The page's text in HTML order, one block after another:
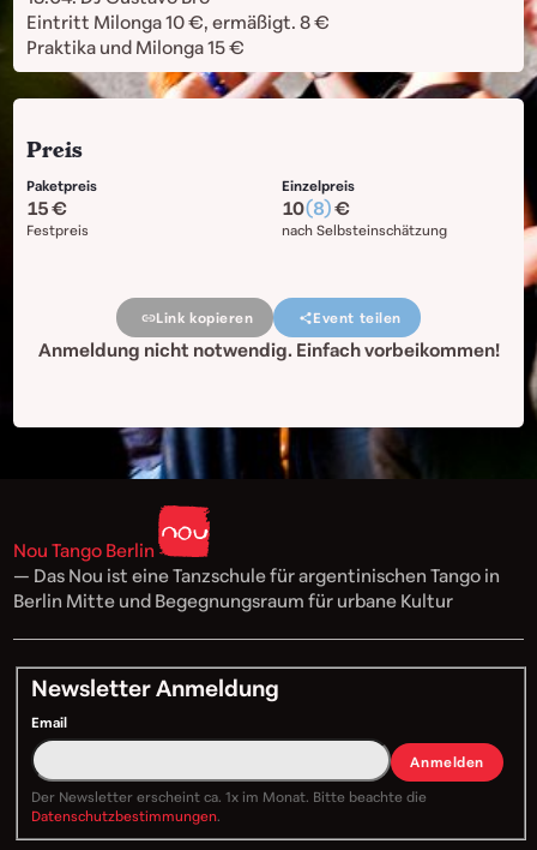
Eintritt Milonga 10 €, ermäßigt. 8 €
Praktika und Milonga 15 €
Preis
Paketpreis
Festpreis
15
Einzelpreis
nach Selbsteinschätzung
10(8)
Link kopieren Event teilen
Anmeldung nicht notwendig. Einfach vorbeikommen!
Nou Tango Berlin
— Das Nou ist eine Tanzschule für argentinischen Tango in
Berlin Mitte und Begegnungsraum für urbane Kultur
Newsletter Anmeldung
Email
Anmelden
Der Newsletter erscheint ca. 1x im Monat. Bitte beachte die
Datenschutzbestimmungen.